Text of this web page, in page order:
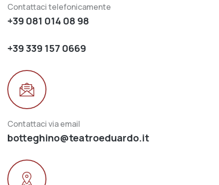
Contattaci telefonicamente
+39 081 014 08 98
+39 339 157 0669
Contattaci via email
botteghino@teatroeduardo.it